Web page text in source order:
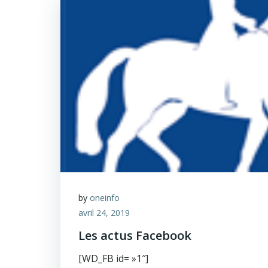
by oneinfo
avril 24, 2019
Les actus Facebook
[WD_FB id= »1″]